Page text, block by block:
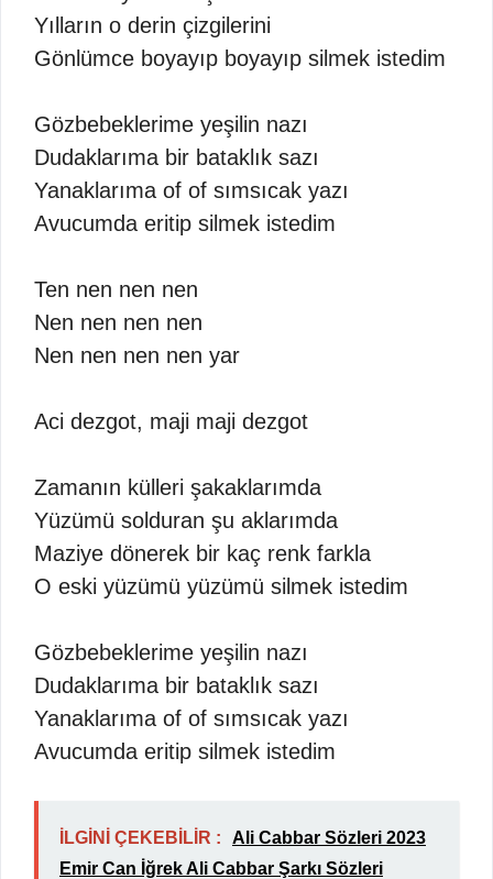
Yılların o derin çizgilerini
Gönlümce boyayıp boyayıp silmek istedim
Gözbebeklerime yeşilin nazı
Dudaklarıma bir bataklık sazı
Yanaklarıma of of sımsıcak yazı
Avucumda eritip silmek istedim
Ten nen nen nen
Nen nen nen nen
Nen nen nen nen yar
Aci dezgot, maji maji dezgot
Zamanın külleri şakaklarımda
Yüzümü solduran şu aklarımda
Maziye dönerek bir kaç renk farkla
O eski yüzümü yüzümü silmek istedim
Gözbebeklerime yeşilin nazı
Dudaklarıma bir bataklık sazı
Yanaklarıma of of sımsıcak yazı
Avucumda eritip silmek istedim
İLGİNİ ÇEKEBİLİR :
Ali Cabbar Sözleri 2023
Emir Can İğrek Ali Cabbar Şarkı Sözleri